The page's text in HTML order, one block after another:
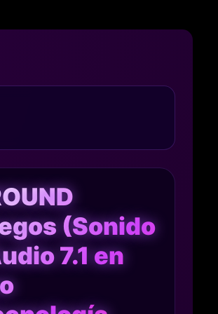
(Sonido
7.1 en